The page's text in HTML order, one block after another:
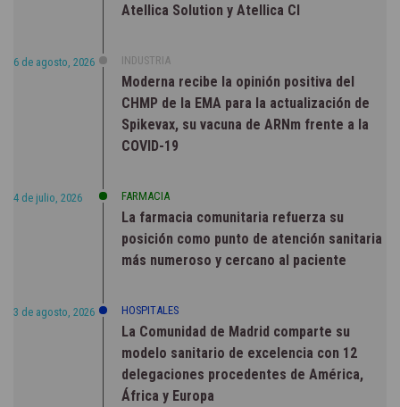
Atellica Solution y Atellica CI
6 de agosto, 2026 INDUSTRIA
Moderna recibe la opinión positiva del
CHMP de la EMA para la actualización de
Spikevax, su vacuna de ARNm frente a la
COVID-19
4 de julio, 2026 FARMACIA
La farmacia comunitaria refuerza su
posición como punto de atención sanitaria
más numeroso y cercano al paciente
3 de agosto, 2026 HOSPITALES
La Comunidad de Madrid comparte su
modelo sanitario de excelencia con 12
delegaciones procedentes de América,
África y Europa